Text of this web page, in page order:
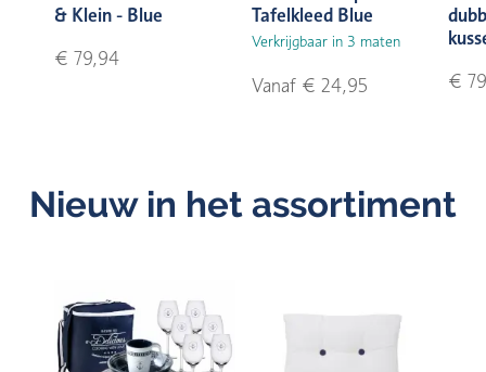
& Klein - Blue
€ 79,94
Tafelkleed Blue
Verkrijgbaar in 3 maten
Vanaf € 24,95
€
Nieuw in het assortiment